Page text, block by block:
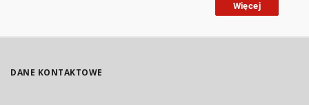
Więcej
DANE KONTAKTOWE